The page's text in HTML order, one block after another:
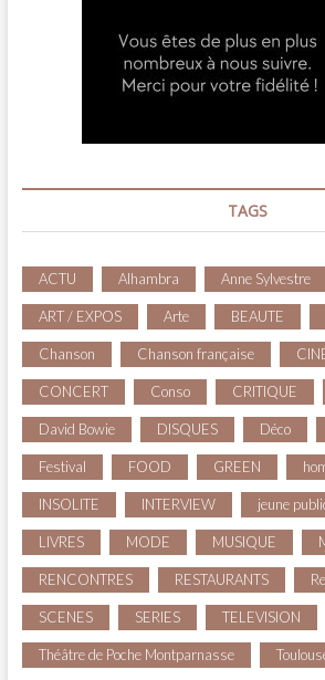
TAGS
ACTU Alhambra Anne Sylvestre
ART / EXPOS Arte BEAUTE
Chanson Chanson française
CONCERT Conso CRITIQUE
David Bowie DISQUES Déco
Festival FOOD GREEN
INSOLITE INTERVIEW jeune
LIVRES MODE MUSIQUE
RENCONTRES RESTAURANTS
SCENES SERIES TELEVISION
Théâtre de Poche Montparnasse